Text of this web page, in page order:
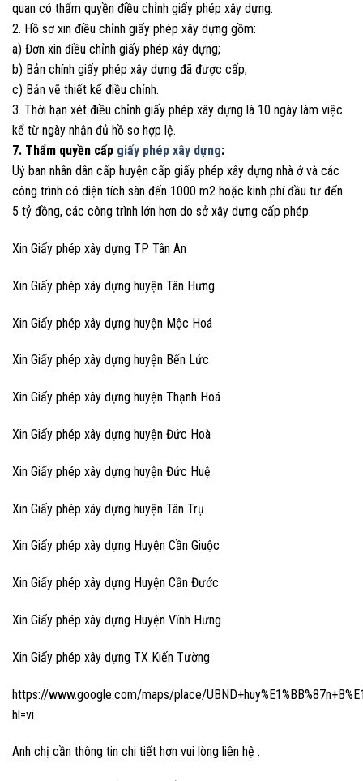
quan có thẩm quyền điều chỉnh giấy phép xây dựng.
2. Hồ sơ xin điều chỉnh giấy phép xây dựng gồm:
a) Đơn xin điều chỉnh giấy phép xây dựng;
b) Bản chính giấy phép xây dựng đã được cấp;
c) Bản vẽ thiết kế điều chỉnh.
3. Thời hạn xét điều chỉnh giấy phép xây dựng là 10 ngày làm việc
kể từ ngày nhận đủ hồ sơ hợp lệ.
7. Thẩm quyền cấp giấy phép xây dựng:
Uỷ ban nhân dân cấp huyện cấp giấy phép xây dựng nhà ở và các
công trình có diện tích sàn đến 1000 m2 hoặc kinh phí đầu tư đến
5 tỷ đồng, các công trình lớn hơn do sở xây dựng cấp phép.
Xin Giấy phép xây dựng TP Tân An
Xin Giấy phép xây dựng huyện Tân Hưng
Xin Giấy phép xây dựng huyện Mộc Hoá
Xin Giấy phép xây dựng huyện Bến Lức
Xin Giấy phép xây dựng huyện Thạnh Hoá
Xin Giấy phép xây dựng huyện Đức Hoà
Xin Giấy phép xây dựng huyện Đức Huệ
Xin Giấy phép xây dựng huyện Tân Trụ
Xin Giấy phép xây dựng Huyện Cần Giuộc
Xin Giấy phép xây dựng Huyện Cần Đước
Xin Giấy phép xây dựng Huyện Vĩnh Hưng
Xin Giấy phép xây dựng TX Kiến Tường
https://www.google.com/maps/place/
hl=vi
Anh chị cần thông tin chi tiết hơn vui lòng liên hệ :